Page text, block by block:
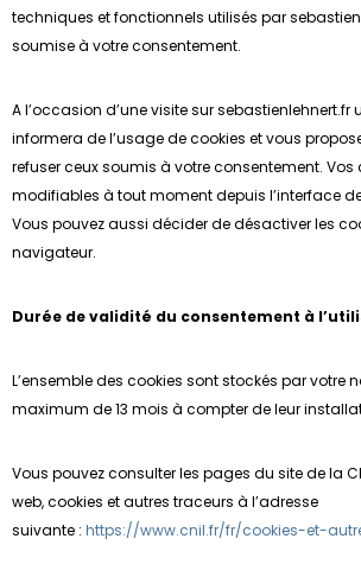
techniques et fonctionnels utilisés par
soumise à votre consentement.
A l’occasion d’une visite sur
informera de l’usage de cookies et vous
refuser ceux soumis à votre consentement. Vos
modifiables à tout moment depuis l’interface
Vous pouvez aussi décider de désactiver les
navigateur.
Durée de validité du consentement à
L’ensemble des cookies sont stockés par votre
maximum de 13 mois à compter de leur
Vous pouvez consulter les pages du site de la
web, cookies et autres traceurs à l’adresse
suivante : https://www.cnil.fr/fr/cookies-et-